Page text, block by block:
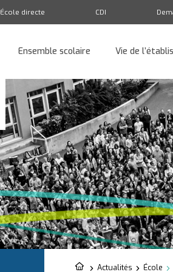
Ensemble scolaire Vie de
École directe CDI
Retour
Actualités École